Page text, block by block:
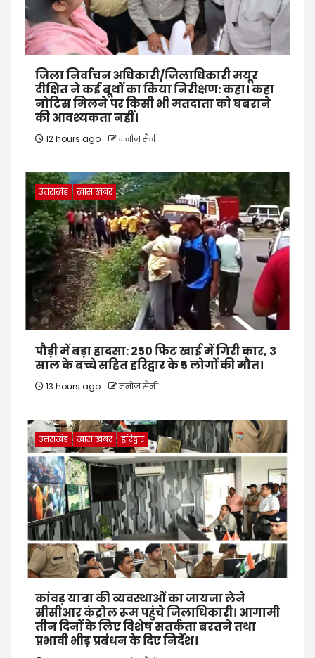
जिला निर्वाचन अधिकारी/जिलाधिकारी मयूर
दीक्षित ने कई बूथों का किया निरीक्षण: कहा। कहा
नोटिस मिलने पर किसी भी मतदाता को घबराने
की आवश्यकता नहीं।
12 hours ago मनोज सैनी
उत्तराखंड खास खबर
पौड़ी में बड़ा हादसा: 250 फिट खाई में गिरी कार, 3
साल के बच्चे सहित हरिद्वार के 5 लोगों की मौत।
13 hours ago मनोज सैनी
उत्तराखंड खास खबर हरिद्वार
कांवड़ यात्रा की व्यवस्थाओं का जायजा लेने
सीसीआर कंट्रोल रूम पहुंचे जिलाधिकारी। आगामी
तीन दिनों के लिए विशेष सतर्कता बरतने तथा
प्रभावी भीड़ प्रबंधन के दिए निर्देश।